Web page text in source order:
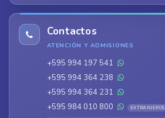
Contactos
ATENCIÓN Y ADMISIONES
+595 994 197 541
+595 994 364 238
+595 994 364 231
+595 984 010 800
EXTRANJEROS